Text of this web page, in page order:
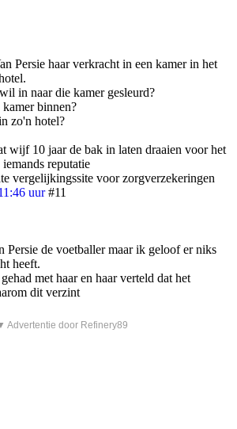
Persie haar verkracht in een kamer in het
in naar die kamer gesleurd?
binnen?
zo'n hotel?
wijf 10 jaar de bak in laten draaien voor het
reputatie
vergelijkingssite voor zorgverzekeringen
uur #11
Persie de voetballer maar ik geloof er niks
heeft.
met haar en haar verteld dat het
dit verzint
Advertentie door Refinery89